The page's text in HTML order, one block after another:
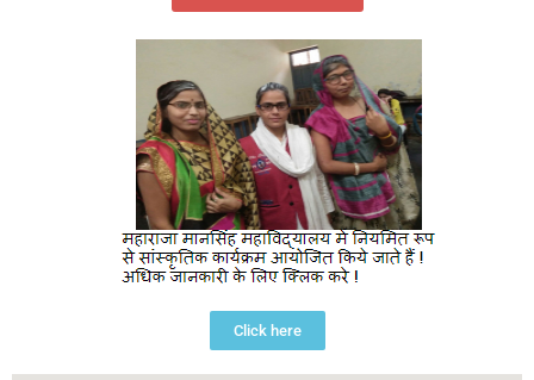
Click here